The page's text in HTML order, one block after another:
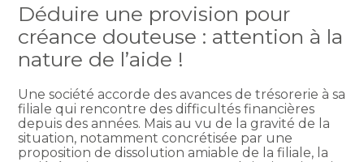
Déduire une provision pour
créance douteuse : attention à la
nature de l’aide !
Une société accorde des avances de trésorerie à sa
filiale qui rencontre des difficultés financières
depuis des années. Mais au vu de la gravité de la
situation, notamment concrétisée par une
proposition de dissolution amiable de la filiale, la